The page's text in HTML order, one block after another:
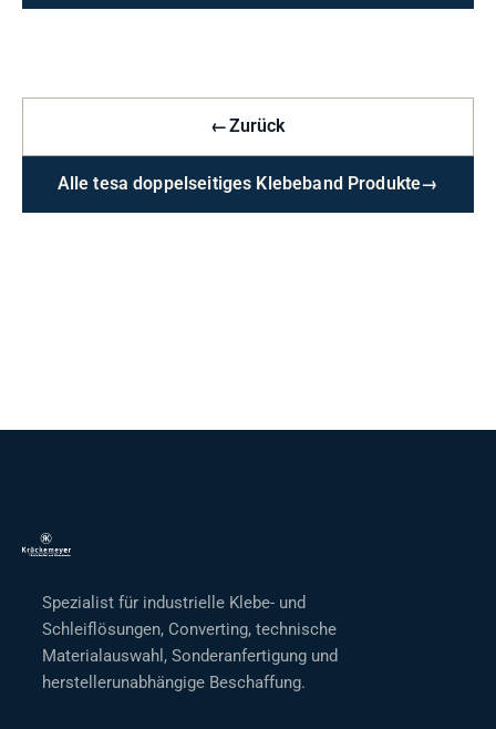
←Zurück
Alle tesa doppelseitiges Klebeband Produkte→
Spezialist für industrielle Klebe- und
Schleiflösungen, Converting, technische
Materialauswahl, Sonderanfertigung und
herstellerunabhängige Beschaffung.